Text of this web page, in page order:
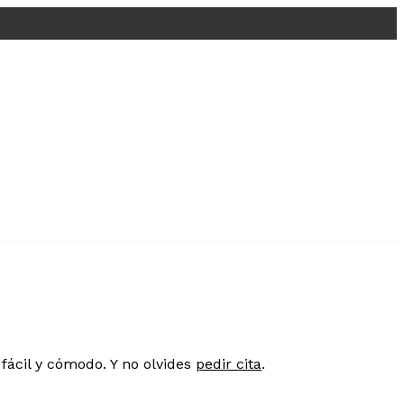
y cómodo. Y no olvides pedir cita.